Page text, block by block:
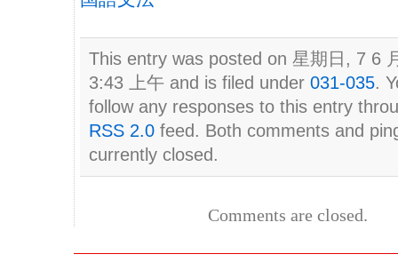
This entry was posted on 星期日, 7 6
3:43 上午 and is filed under 031-035.
follow any responses to this entry
RSS 2.0feed. Both comments and
currently closed.
Comments are closed.